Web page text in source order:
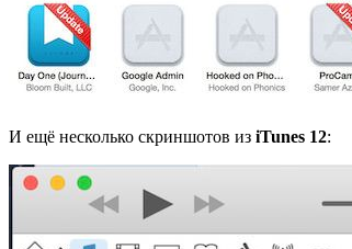
И ещё несколько скриншотов из iTunes 12: